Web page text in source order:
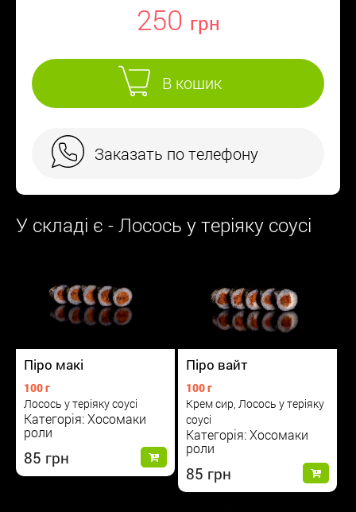
250
В кошик
Заказать по телефону
У складі є - Лосось у теріяку соусі
Піро макі
100 г
Лосось у теріяку соусі
Категорія: Хосомаки
роли
85
Піро вайт
100 г
Крем сир, Лосось у теріяку
соусі
Категорія: Хосомаки
роли
85